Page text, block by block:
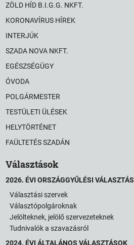
ZÖLD HÍD B.I.G.G. NKFT.
KORONAVÍRUS HÍREK
INTERJÚK
SZADA NOVA NKFT.
EGÉSZSÉGÜGY
ÓVODA
POLGÁRMESTER
TESTÜLETI ÜLÉSEK
HELYTÖRTÉNET
FAÜLTETÉS SZADÁN
Választások
2026. ÉVI ORSZÁGGYŰLÉSI VÁLASZTÁS
Választási szervek
Választópolgároknak
Jelölteknek, jelölő szervezeteknek
Tudnivalók a szavazásról
2024. ÉVI ÁLTALÁNOS VÁLASZTÁSOK